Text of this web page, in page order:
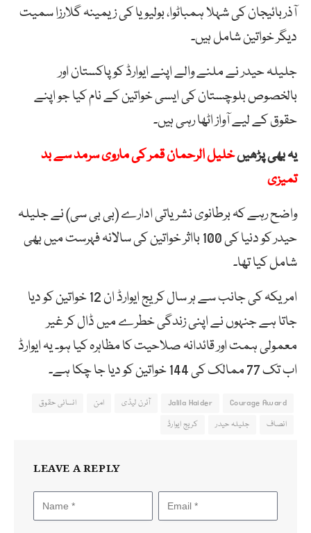
آذربائیجان کی شہلا ہمباٹوا، بولیویا کی زیمینہ گلارزا سمیت
دیگر خواتین شامل ہیں۔
جلیلہ حیدر نے ملنے والے اپنے ایوارڈ کو پاکستان اور
بالخصوص بلوچستان کی ایسی خواتین کے نام کیا جو اپنے
حقوق کے لیے آواز اٹھا رہی ہیں۔
یہ بھی پڑھیںخلیل الرحمان قمر کی ماروی سرمد سے بد
تمیزی
واضح رہے کہ برطانوی نشریاتی ادارے (بی بی سی) نے جلیلہ
حیدر کو دنیا کی 100 بااثر خواتین کی سالانہ فہرست میں بھی
شامل کیا تھا۔
امریکہ کی جانب سے ہر سال کریج ایوارڈ ان 12 خواتین کو دیا
جاتا ہے جنہوں نے اپنی زندگی خطرے میں ڈال کر غیر
معمولی ہمت اور قائدانہ صلاحیت کا مظاہرہ کیا ہو۔ یہ ایوارڈ
اب تک 77 ممالک کی 144 خواتین کو دیا جا چکا ہے۔
Courage Award
Jalila Haider آئرن لیڈی امن
انسانی حقوق
انصاف
جلیلہ حیدر کریج ایوارڈ
LEAVE A REPLY